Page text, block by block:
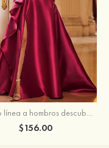
Vestido línea a hombros descubiertos satén barrer tren vestido de graduación
$156.00